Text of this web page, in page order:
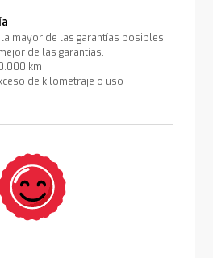
mayor de las garantías posibles
de las garantías.
km
de kilometraje o uso